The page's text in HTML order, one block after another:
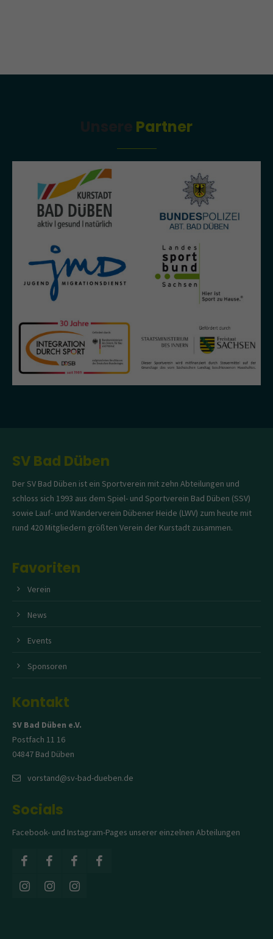
Partner
SV Bad Düben
Der SV Bad Düben ist ein Sportverein mit zehn Abteilungen und
schloss sich 1993 aus dem Spiel- und Sportverein Bad Düben (SSV)
sowie Lauf- und Wanderverein Dübener Heide (LWV) zum heute mit
rund 420 Mitgliedern größten Verein der Kurstadt zusammen.
Favoriten
Verein
News
Events
Sponsoren
Kontakt
SV Bad Düben e.V.
Postfach 11 16
04847 Bad Düben
vorstand@sv-bad-dueben.de
Socials
Facebook- und Instagram-Pages unserer einzelnen Abteilungen